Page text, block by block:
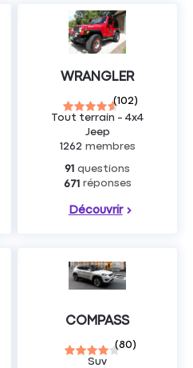
WRANGLER
(102)
Tout terrain - 4x4
Jeep
1262 membres
91 questions
671 réponses
Découvrir
COMPASS
(80)
Suv